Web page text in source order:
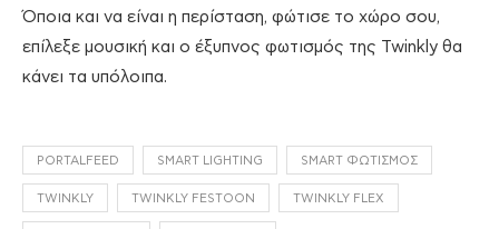
Όποια και να είναι η περίσταση, φώτισε το χώρο σου,
επίλεξε μουσική και ο έξυπνος φωτισμός της Twinkly θα
κάνει τα υπόλοιπα.
PORTALFEED SMART LIGHTING SMART ΦΩΤΙΣΜΌΣ
TWINKLY TWINKLY FESTOON TWINKLY FLEX